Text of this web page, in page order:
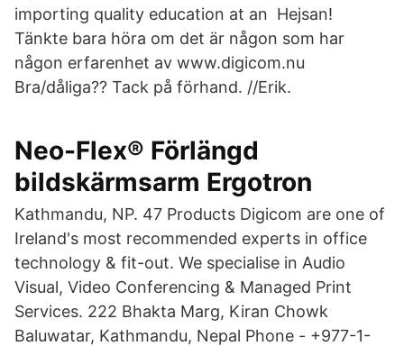
importing quality education at an Hejsan!
Tänkte bara höra om det är någon som har
någon erfarenhet av www.digicom.nu
Bra/dåliga?? Tack på förhand. //Erik.
Neo-Flex® Förlängd
bildskärmsarm Ergotron
Kathmandu, NP. 47 Products Digicom are one of
Ireland's most recommended experts in office
technology & fit-out. We specialise in Audio
Visual, Video Conferencing & Managed Print
Services. 222 Bhakta Marg, Kiran Chowk
Baluwatar, Kathmandu, Nepal Phone - +977-1-